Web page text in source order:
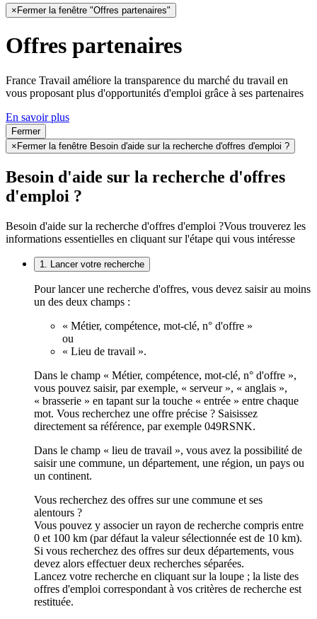
× Fermer la fenêtre "Offres partenaires"
Offres partenaires
France Travail améliore la transparence du marché du travail en
vous proposant plus d'opportunités d'emploi grâce à ses partenaires
En savoir plus
Fermer
× Fermer la fenêtre Besoin d'aide sur la recherche d'offres d'emploi ?
Besoin d'aide sur la recherche d'offres
d'emploi ?
Besoin d'aide sur la recherche d'offres d'emploi ?Vous trouverez les
informations essentielles en cliquant sur l'étape qui vous intéresse
1. Lancer votre recherche
Pour lancer une recherche d'offres, vous devez saisir au moins
un des deux champs :
« Métier, compétence, mot-clé, n° d'offre »
ou
« Lieu de travail ».
Dans le champ « Métier, compétence, mot-clé, n° d'offre »,
vous pouvez saisir, par exemple, « serveur », « anglais »,
« brasserie » en tapant sur la touche « entrée » entre chaque
mot. Vous recherchez une offre précise ? Saisissez
directement sa référence, par exemple 049RSNK.
Dans le champ « lieu de travail », vous avez la possibilité de
saisir une commune, un département, une région, un pays ou
un continent.
Vous recherchez des offres sur une commune et ses
alentours ?
Vous pouvez y associer un rayon de recherche compris entre
0 et 100 km (par défaut la valeur sélectionnée est de 10 km).
Si vous recherchez des offres sur deux départements, vous
devez alors effectuer deux recherches séparées.
Lancez votre recherche en cliquant sur la loupe ; la liste des
offres d'emploi correspondant à vos critères de recherche est
restituée.